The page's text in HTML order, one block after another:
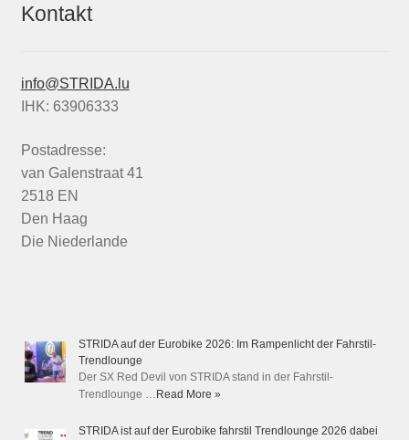
Kontakt
info@STRIDA.lu
IHK: 63906333
Postadresse:
van Galenstraat 41
2518 EN
Den Haag
Die Niederlande
STRIDA auf der Eurobike 2026: Im Rampenlicht der Fahrstil-
Trendlounge
Der SX Red Devil von STRIDA stand in der Fahrstil-
Trendlounge … Read More »
STRIDA ist auf der Eurobike fahrstil Trendlounge 2026 dabei